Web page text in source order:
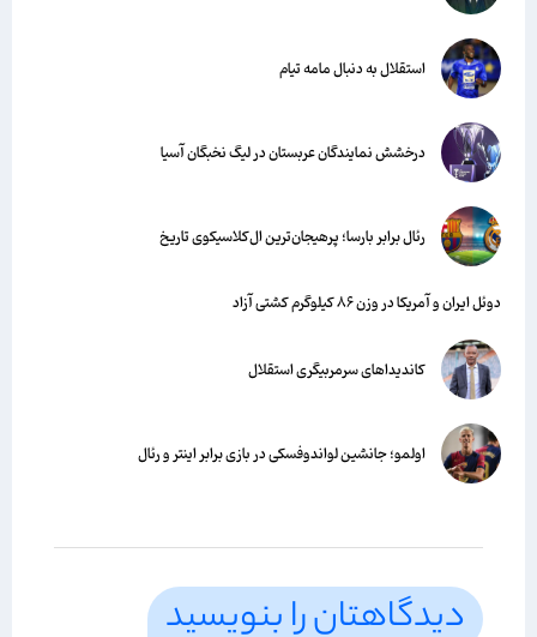
استقلال به دنبال مامه تیام
درخشش نمایندگان عربستان در لیگ نخبگان آسیا
رئال برابر بارسا؛ پرهیجان‌‌ترین ال‌کلاسیکوی تاریخ
دوئل ایران و آمریکا در وزن ۸۶ کیلوگرم کشتی آزاد
کاندیداهای سرمربیگری استقلال
اولمو؛ جانشین لواندوفسکی در بازی برابر اینتر و رئال
دیدگاهتان را بنویسید